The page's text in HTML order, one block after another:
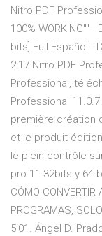
Nitro PDF
100% WORKING""
bits] Full Español -
2:17 Nitro PDF
Professional,
Professional
première création
et le produit
le plein contrôle
pro 11 32bits y 64
CÓMO CONVERTIR
PROGRAMAS,
5:01. Ángel D.